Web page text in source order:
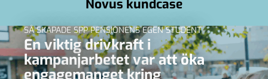
Novus kundcase
SÅ SKAPADE SPP PENSIONENS EGEN STUDENT
En viktig drivkraft i
kampanjarbetet var att öka
engagemanget kring